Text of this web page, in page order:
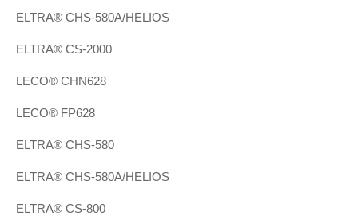
ELTRA® CHS-580A/HELIOS
ELTRA® CS-2000
LECO® CHN628
LECO® FP628
ELTRA® CHS-580
ELTRA® CHS-580A/HELIOS
ELTRA® CS-800